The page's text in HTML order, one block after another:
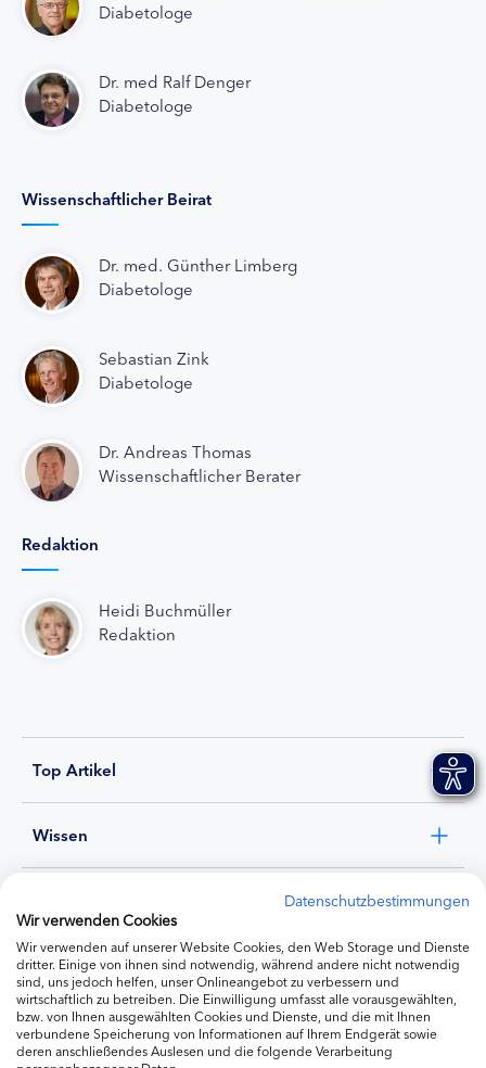
Diabetologe
Dr. med Ralf Denger
Diabetologe
Wissenschaftlicher Beirat
Dr. med. Günther Limberg
Diabetologe
Sebastian Zink
Diabetologe
Dr. Andreas Thomas
Wissenschaftlicher Berater
Redaktion
Heidi Buchmüller
Redaktion
Top Artikel
Wissen
Ernährung
Produkte
Datenschutzbestimmungen
Wir verwenden Cookies
Wir verwenden auf unserer Website Cookies, den Web Storage und Dienste
dritter. Einige von ihnen sind notwendig, während andere nicht notwendig
sind, uns jedoch helfen, unser Onlineangebot zu verbessern und
wirtschaftlich zu betreiben. Die Einwilligung umfasst alle vorausgewählten,
bzw. von Ihnen ausgewählten Cookies und Dienste, und die mit Ihnen
verbundene Speicherung von Informationen auf Ihrem Endgerät sowie
deren anschließendes Auslesen und die folgende Verarbeitung